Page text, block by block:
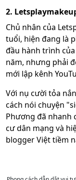
2.
Chủ nhân của
tuổi, hiện đang là
đầu hành trình
năm, nhưng phải
mới lập kênh
Với nụ cười tỏa
cách nói chuyện
Phương đã nhanh
cư dân mạng và
blogger Việt tiềm